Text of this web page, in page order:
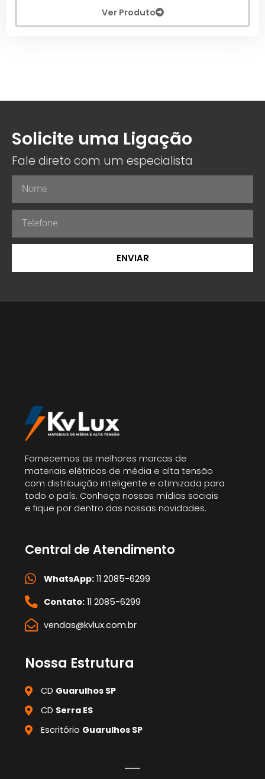
Ver Produto
Solicite uma Ligação
Fale direto com um especialista
ENVIAR
Fornecemos as melhores marcas de
materiais elétricos de média e alta tensão
com distribuição inteligente e otimizada para
todo o país. Conheça nossas mídias sociais
e fique por dentro das nossas novidades.
Central de Atendimento
WhatsApp:11 2085-6299
Contato:11 2085-6299
vendas@kvlux.com.br
Nossa Estrutura
CD Guarulhos SP
CD Serra ES
Escritório Guarulhos SP